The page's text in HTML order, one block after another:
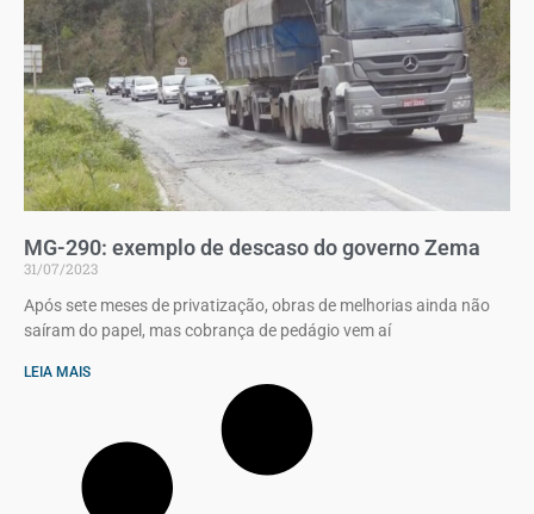
MG-290: exemplo de descaso do governo Zema
31/07/2023
Após sete meses de privatização, obras de melhorias ainda não
saíram do papel, mas cobrança de pedágio vem aí
LEIA MAIS